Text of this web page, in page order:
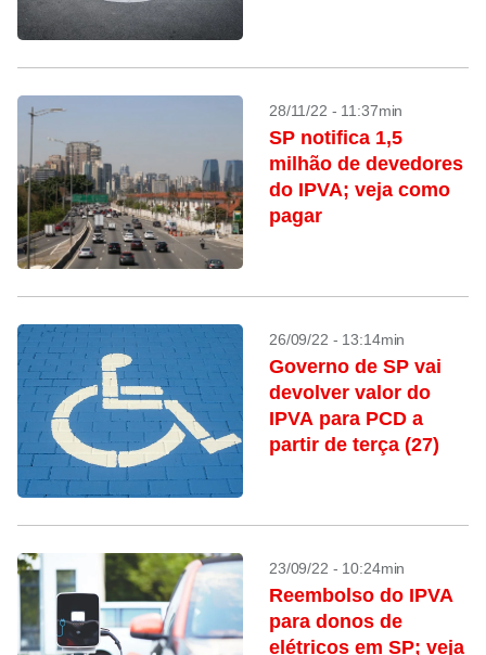
28/11/22 - 11:37min
SP notifica 1,5
milhão de devedores
do IPVA; veja como
pagar
26/09/22 - 13:14min
Governo de SP vai
devolver valor do
IPVA para PCD a
partir de terça (27)
23/09/22 - 10:24min
Reembolso do IPVA
para donos de
elétricos em SP; veja